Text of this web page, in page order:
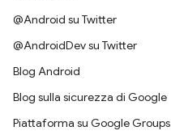
@Android su Twitter
@AndroidDev su Twitter
Blog Android
Blog sulla sicurezza di Google
Piattaforma su Google Groups